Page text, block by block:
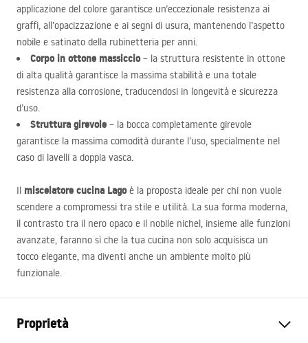
applicazione del colore garantisce un’eccezionale resistenza ai
graffi, all’opacizzazione e ai segni di usura, mantenendo l’aspetto
nobile e satinato della rubinetteria per anni.
Corpo in ottone massiccio– la struttura resistente in ottone
di alta qualità garantisce la massima stabilità e una totale
resistenza alla corrosione, traducendosi in longevità e sicurezza
d’uso.
Struttura girevole – la bocca completamente girevole
garantisce la massima comodità durante l’uso, specialmente nel
caso di lavelli a doppia vasca.
Il miscelatore cucina Lagoè la proposta ideale per chi non vuole
scendere a compromessi tra stile e utilità. La sua forma moderna,
il contrasto tra il nero opaco e il nobile nichel, insieme alle funzioni
avanzate, faranno sì che la tua cucina non solo acquisisca un
tocco elegante, ma diventi anche un ambiente molto più
funzionale.
Proprietà